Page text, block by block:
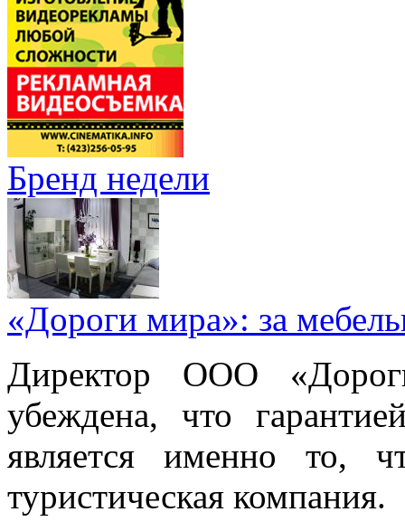
Бренд недели
«Дороги мира»: за
Директор ООО
убеждена, что
является именно то,
туристическая компания.